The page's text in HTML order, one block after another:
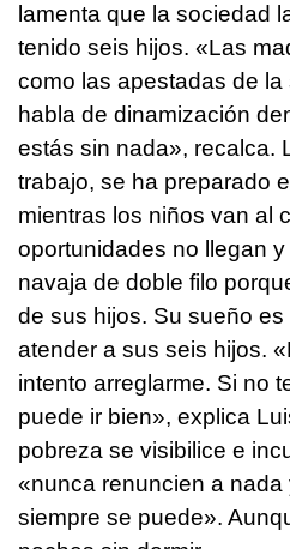
lamenta que la sociedad
tenido seis hijos. «Las
como las apestadas de
habla de dinamización
estás sin nada», recalca.
trabajo, se ha preparado
mientras los niños van al
oportunidades no llegan
navaja de doble filo
de sus hijos. Su sueño
atender a sus seis hijos.
intento arreglarme. Si no
puede ir bien», explica
pobreza se visibilice e
«nunca renuncien a nada
siempre se puede».